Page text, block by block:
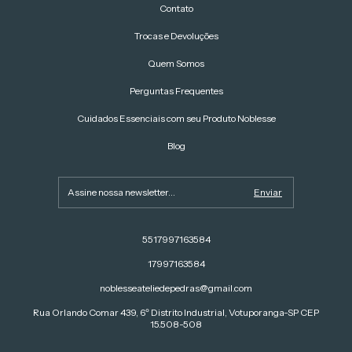
Contato
Trocas e Devoluções
Quem Somos
Perguntas Frequentes
Cuidados Essenciais com seu Produto Noblesse
Blog
5517997163584
17997163584
noblesseateliedepedras@gmail.com
Rua Orlando Comar 439, 6º Distrito Industrial, Votuporanga-SP CEP
15.508-508